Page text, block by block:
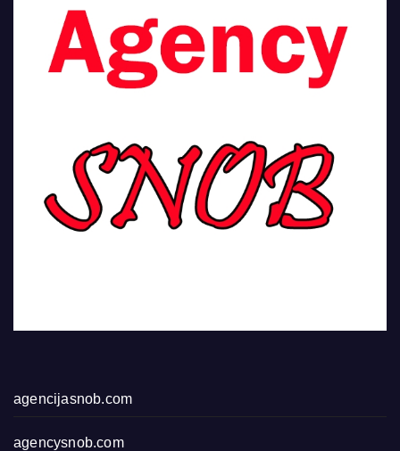
agencijasnob.com
agencysnob.com